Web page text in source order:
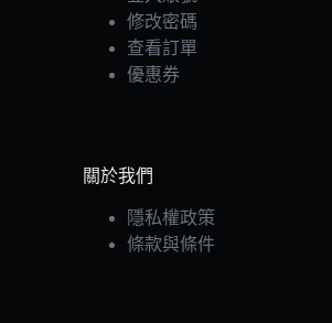
修改密碼
查看訂單
優惠券
關於我們
隱私權政策
條款與條件